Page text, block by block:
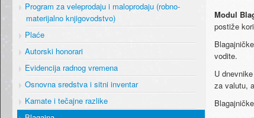
Program za veleprodaju i maloprodaju (robno-
materijalno knjigovodstvo)
Plaće
Autorski honorari
Evidencija radnog vremena
Osnovna sredstva i sitni inventar
Kamate i tečajne razlike
Modul
postiže
vodite.
U
za valutu,